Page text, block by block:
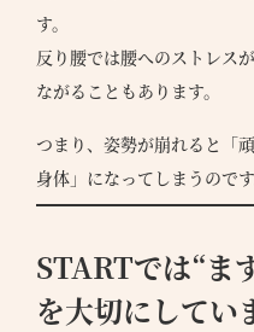
す。
反り腰では腰へのストレス
ながることもあります。
つまり、姿勢が崩れると「
身体」になってしまうのです
STARTでは“ま
を大切にしてい